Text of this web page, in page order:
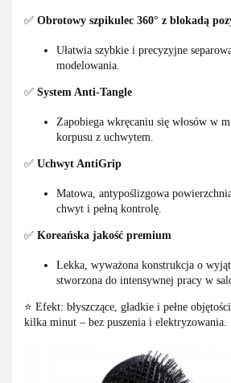
✅ Obrotowy szpikulec 360° z blokadą
Ułatwia szybkie i precyzyjne
modelowania.
✅ System Anti-Tangle
Zapobiega wkręcaniu się włosów w
korpusu z uchwytem.
✅ Uchwyt AntiGrip
Matowa, antypoślizgowa
chwyt i pełną kontrolę.
✅ Koreańska jakość premium
Lekka, wyważona konstrukcja o
stworzona do intensywnej pracy w
⭐️ Efekt: błyszczące, gładkie i pełne
kilka minut – bez puszenia i elektryzowania.